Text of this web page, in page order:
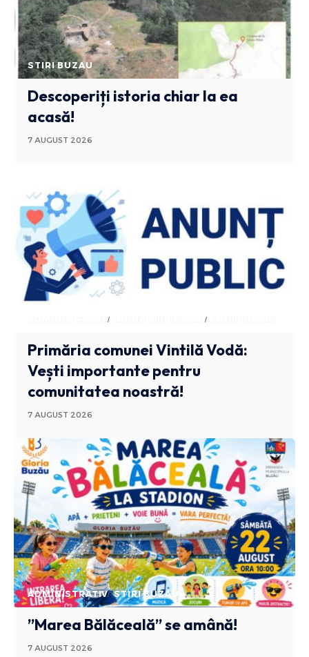
STIRI BUZAU
Descoperiți istoria chiar la ea
acasă!
7 AUGUST 2026
ADMINISTRATIV ANUNTURI BUZAU
Primăria comunei Vintilă Vodă:
Vești importante pentru
comunitatea noastră!
7 AUGUST 2026
ADMINISTRATIV STIRI BUZAU
”Marea Bălăceală” se amână!
7 AUGUST 2026